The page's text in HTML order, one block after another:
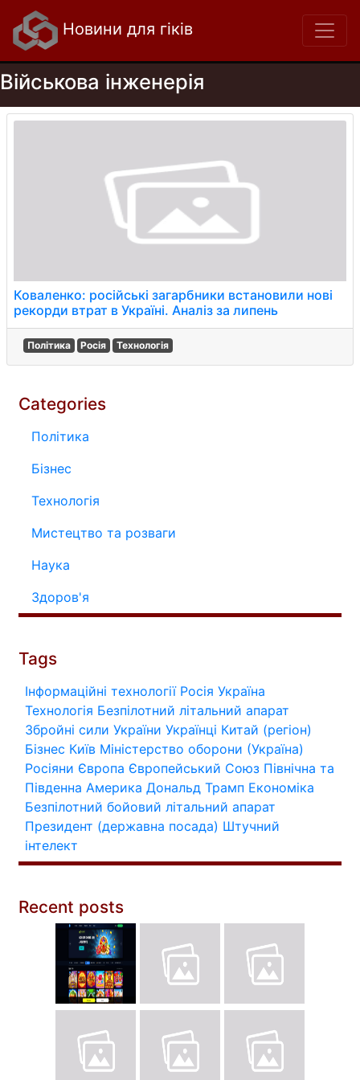
Новини для гіків
Військова інженерія
Коваленко: російські загарбники встановили нові
рекорди втрат в Україні. Аналіз за липень
Політика Росія Технологія
Categories
Політика
Бізнес
Технологія
Мистецтво та розваги
Наука
Здоров'я
Tags
Інформаційні технології Росія Україна
Технологія Безпілотний літальний апарат
Збройні сили України Українці Китай (регіон)
Бізнес Київ Міністерство оборони (Україна)
Росіяни Європа Європейський Союз Північна та
Південна Америка Дональд Трамп Економіка
Безпілотний бойовий літальний апарат
Президент (державна посада) Штучний
інтелект
Recent posts